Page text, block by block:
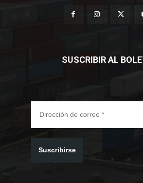
SUSCRIBIR AL
Suscribirse